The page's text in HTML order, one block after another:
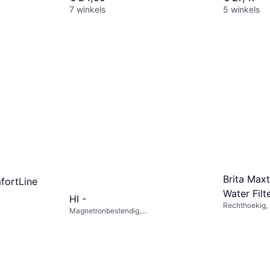
7 winkels 5 winkels
HI -
Magnetronbestendig,
Brita
Water
Rechthoekig,